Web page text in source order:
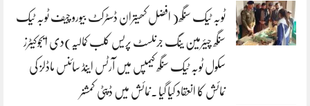
ٹوبہ ٹیک سنگھ( افضل کھیتران ڈسٹرکٹ بیورو چیف ٹوبہ ٹیک
سنگھ چیئرمین ینگ جرنلسٹ پریس کلب کمالیہ)دی ایجوکیٹرز
سکول ٹوبہ ٹیک سنگھ کیمپس میں آرٹس اینڈ سائنس ماڈلز کی
نمائش کا انعقاد کیا گیا ۔نمائش میں ڈپٹی کمشنر